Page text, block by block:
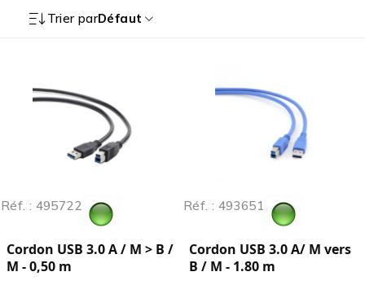
Trier parDéfaut
Réf. : 495722
Cordon USB 3.0 A / M > B /
M - 0,50 m
Réf. : 493651
Cordon USB 3.0 A/ M vers
B / M - 1.80 m